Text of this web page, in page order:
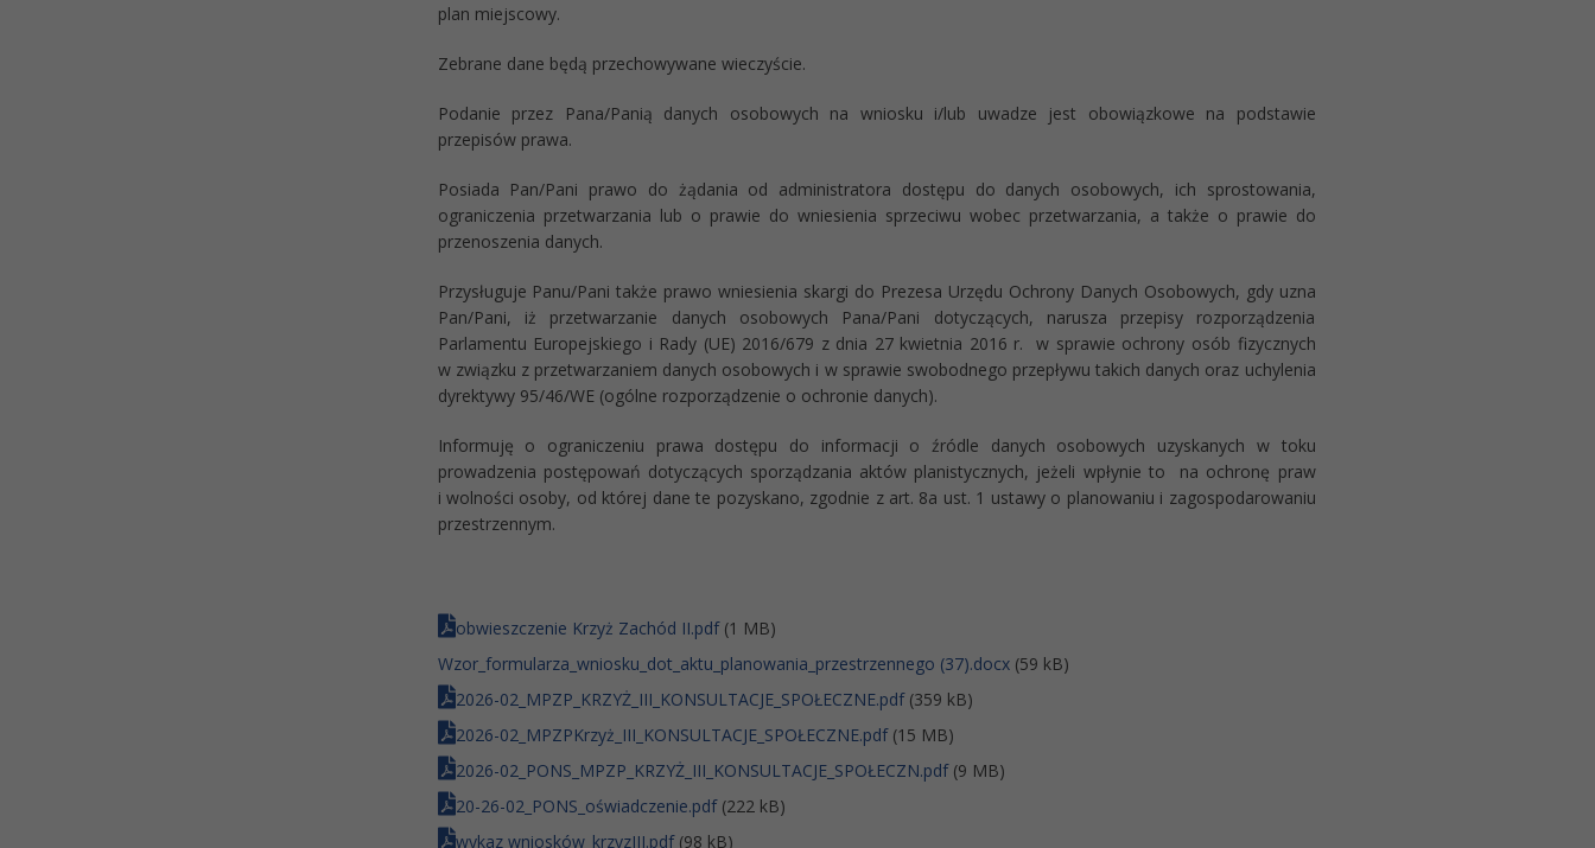
plan miejscowy.
Zebrane dane będą przechowywane wieczyście.
Podanie przez Pana/Panią danych osobowych na wniosku i/lub uwadze jest obowiązkowe na podstawie
przepisów prawa.
Posiada Pan/Pani prawo do żądania od administratora dostępu do danych osobowych, ich sprostowania,
ograniczenia przetwarzania lub o prawie do wniesienia sprzeciwu wobec przetwarzania, a także o prawie do
przenoszenia danych.
Przysługuje Panu/Pani także prawo wniesienia skargi do Prezesa Urzędu Ochrony Danych Osobowych, gdy uzna
Pan/Pani, iż przetwarzanie danych osobowych Pana/Pani dotyczących, narusza przepisy rozporządzenia
Parlamentu Europejskiego i Rady (UE) 2016/679 z dnia 27 kwietnia 2016 r. w sprawie ochrony osób fizycznych
w związku z przetwarzaniem danych osobowych i w sprawie swobodnego przepływu takich danych oraz uchylenia
dyrektywy 95/46/WE (ogólne rozporządzenie o ochronie danych).
Informuję o ograniczeniu prawa dostępu do informacji o źródle danych osobowych uzyskanych w toku
prowadzenia postępowań dotyczących sporządzania aktów planistycznych, jeżeli wpłynie to na ochronę praw
i wolności osoby, od której dane te pozyskano, zgodnie z art. 8a ust. 1 ustawy o planowaniu i zagospodarowaniu
przestrzennym.
obwieszczenie Krzyż Zachód II.pdf(1 MB)
Wzor_formularza_wniosku_dot_aktu_planowania_przestrzennego (37).docx(59 kB)
2026-02_MPZP_KRZYŻ_III_KONSULTACJE_SPOŁECZNE.pdf(359 kB)
2026-02_MPZPKrzyż_III_KONSULTACJE_SPOŁECZNE.pdf(15 MB)
2026-02_PONS_MPZP_KRZYŻ_III_KONSULTACJE_SPOŁECZN.pdf(9 MB)
20-26-02_PONS_oświadczenie.pdf(222 kB)
wykaz wniosków_krzyzIII.pdf(98 kB)